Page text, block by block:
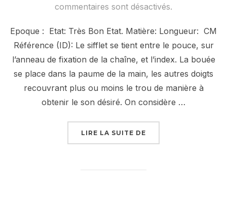
le
commentaires sont désactivés.
Epoque : Etat: Très Bon Etat. Matière: Longueur: CM
Référence (ID): Le sifflet se tient entre le pouce, sur
l’anneau de fixation de la chaîne, et l’index. La bouée
se place dans la paume de la main, les autres doigts
recouvrant plus ou moins le trou de manière à
obtenir le son désiré. On considère …
LIRE LA SUITE DE